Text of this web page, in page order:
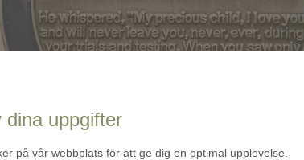
dina uppgifter
på vår webbplats för att ge dig en optimal upplevelse.